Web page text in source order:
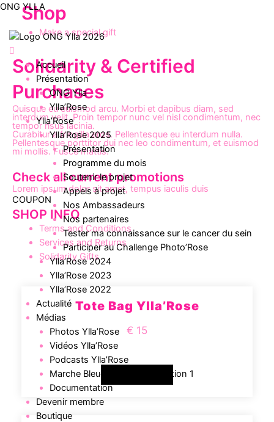
Aller
contenu
ONG YLLA
Menu
Accueil
Présentation
ONG Ylla
Ylla’Rose
Ylla’Rose
Ylla’Rose 2025
Présentation
Programme du mois
Soutenir le projet
Appels à projet
Nos Ambassadeurs
Nos partenaires
Tester ma connaissance sur le cancer du sein
Participer au Challenge Photo’Rose
Ylla’Rose 2024
Ylla’Rose 2023
Ylla’Rose 2022
Actualité
Médias
Photos Ylla’Rose
Vidéos Ylla’Rose
Podcasts Ylla’Rose
Marche Bleue en Guinée – Edition 1
Documentation
Devenir membre
Boutique
Shop
Make a special gift
Solidarity & Certified
Purchases
Quisque eu euismod arcu. Morbi et dapibus diam, sed
interdum velit. Proin tempor nunc vel nisl condimentum, nec
tempor risus lacinia.
Curabitur a fringilla eros. Pellentesque eu interdum nulla.
Pellentesque porttitor dui nec leo condimentum, et euismod
mi mollis. Fusce mattis.
Check all current promotions
Lorem ipsum dolor sit amet, tempus iaculis duis
COUPON
SHOP INFO
Terms and Conditions
Services and Returns
Solidarity Gifts
Tote Bag Ylla’Rose
€ 15